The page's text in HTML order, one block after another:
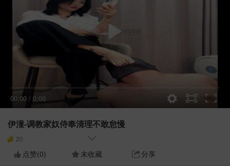
00:00 / 0:00
伊潼-调教家奴侍奉清理不敢怠慢
20
点赞(0) 未收藏 分享